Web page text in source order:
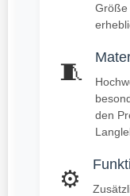
Größe
🧵
den
⚙️